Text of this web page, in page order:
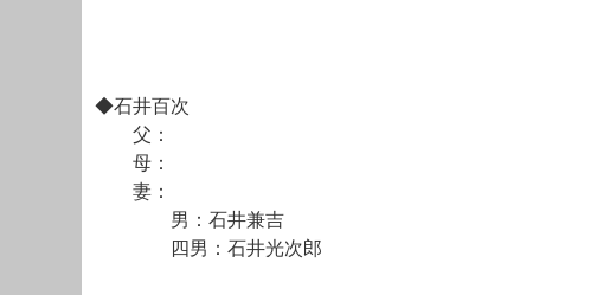
◆石井百次
父：
母：
妻：
男：石井兼吉
四男：石井光次郎